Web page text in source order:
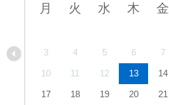
月 火 水 木 金
3 4 5 6 7
10 11 12 13 14
17 18 19 20 21